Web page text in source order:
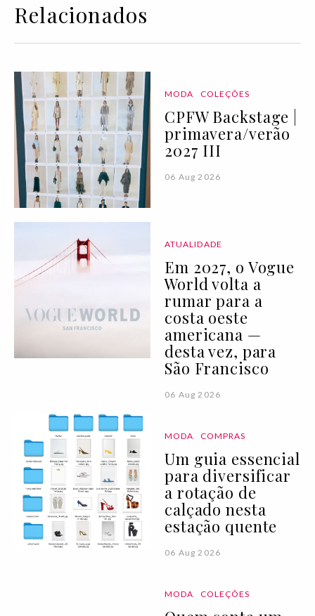
Relacionados
MODA COLEÇÕES
CPFW Backstage |
primavera/verão
2027 III
06 Aug 2026
ATUALIDADE
Em 2027, o Vogue
World volta a
rumar para a
costa oeste
americana —
desta vez, para
São Francisco
06 Aug 2026
MODA COMPRAS
Um guia essencial
para diversificar
a rotação de
calçado nesta
estação quente
06 Aug 2026
MODA COLEÇÕES